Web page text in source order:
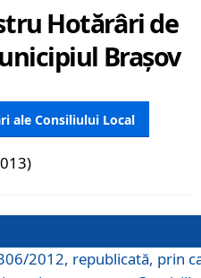
Hotărâri de
Brașov
ale Consiliului Local
2012, republicată, prin